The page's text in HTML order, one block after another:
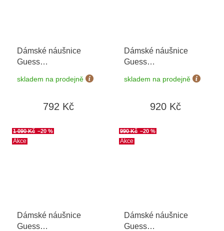
Dámské náušnice
Guess
JUBE05225JWYGT/U
skladem na prodejně
792 Kč
Dámské náušnice
Guess
JUBE04135JWYGWHT/U
skladem na prodejně
920 Kč
Akce
1 090 Kč –20 %
Dámské náušnice
Guess
Akce
990 Kč –20 %
Dámské náušnice
Guess